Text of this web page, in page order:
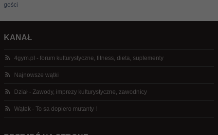
gości
KANAŁ
4gym.pl - forum kulturystyczne, fitness, dieta, suplementy
Najnowsze wątki
Dział - Zawody, imprezy kulturystyczne, zawodnicy
Wątek - To sa dopiero mutanty !